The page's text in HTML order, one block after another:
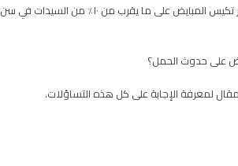
وينتج عن ذلك تجمع تكيسات صغيرة الحجم (حوالي ٨ مم) تحت سطح المبيض، حيث يؤثر تكيس المبايض على ما يقرب من ١٠٪ من السيدات في سن
على حدوث الحمل؟
لمعرفة الإجابة على كل هذه التساؤلات.